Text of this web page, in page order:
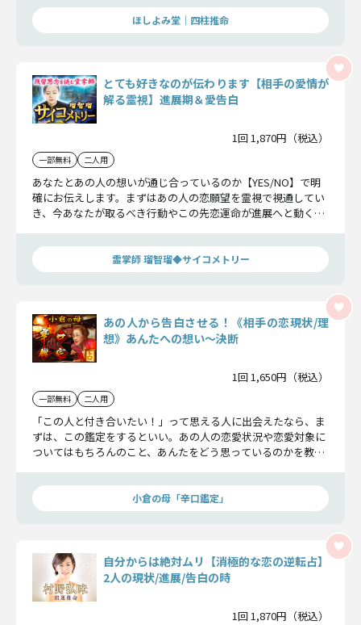
ほしよみ堂｜四柱推命
とても好きなのが伝わります【相手の愛情が
解る霊視】進展期＆愛告白
1回 1,870円（税込）
一部無料 二人用
あなたとあの人の想いが通じ合っているのか【YES/NO】で明
確にお伝えします。まずはあの人の恋願望を霊視で視通してい
き、今あなたが取るべき行動やこの先恋運命が進展へと動くの
霊掌師 瑠智瑠◆サイコメトリー
あの人から告白させる！《相手の恋現状/理
想》あんたへの想い〜決断
1回 1,650円（税込）
一部無料 二人用
「この人と付き合いたい！」って思える人に出会えたなら、ま
ずは、この鑑定をするといい。あの人の恋愛状況や恋愛対象に
ついてはもちろんのこと、あんたをどう思っているのかを教え
が望む結果につながるだろうね。
小倉の母「辛口鑑定」
自分からは絶対ムリ【消極的な恋の逆転占】
2人の現状/進展/告白の時
1回 1,870円（税込）